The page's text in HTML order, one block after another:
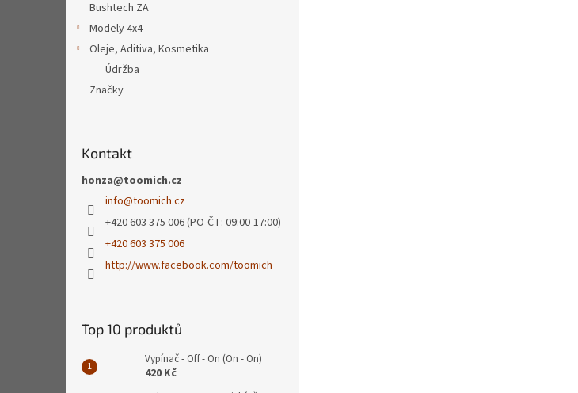
Bushtech ZA
Modely 4x4
Oleje, Aditiva, Kosmetika
Údržba
Značky
Kontakt
honza@toomich.cz
info@toomich.cz
+420 603 375 006 (PO-ČT: 09:00-17:00)
+420 603 375 006
http://www.facebook.com/toomich
Top 10 produktů
Vypínač - Off - On (On - On)
420 Kč